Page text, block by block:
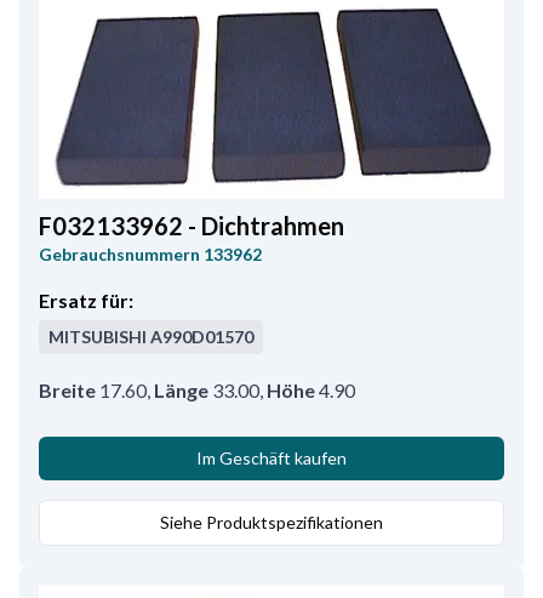
F032133962 - Dichtrahmen
Gebrauchsnummern 133962
Ersatz für:
MITSUBISHI A990D01570
Breite 17.60, Länge 33.00, Höhe4.90
Im Geschäft kaufen
Siehe Produktspezifikationen